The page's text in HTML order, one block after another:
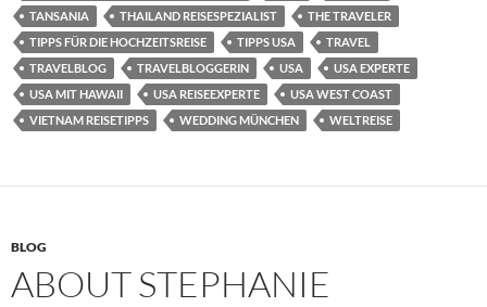
TANSANIA THAILAND REISESPEZIALIST
THE TRAVELER
TIPPS FÜR DIE HOCHZEITSREISE
TIPPS USA
TRAVEL
TRAVELBLOG
TRAVELBLOGGERIN USA
USA EXPERTE
USA MIT HAWAII
USA REISEEXPERTE
USA WEST COAST
VIETNAM REISETIPPS
WEDDING MÜNCHEN WELTREISE
BLOG
ABOUT STEPHANIE